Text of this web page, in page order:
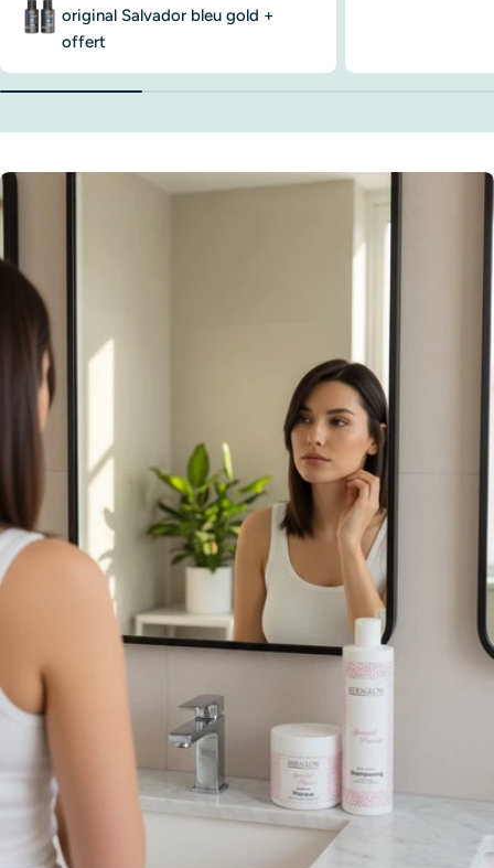
original Salvador bleu gold +
offert